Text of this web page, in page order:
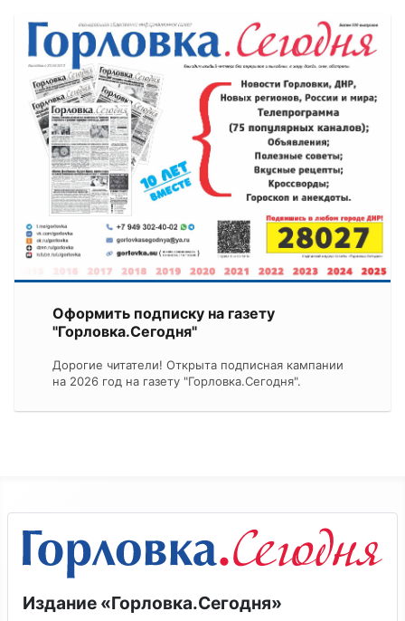
Оформить подписку на газету
"Горловка.Сегодня"
Дорогие читатели! Открыта подписная кампании
на 2026 год на газету "Горловка.Сегодня".
Издание «Горловка.Сегодня»